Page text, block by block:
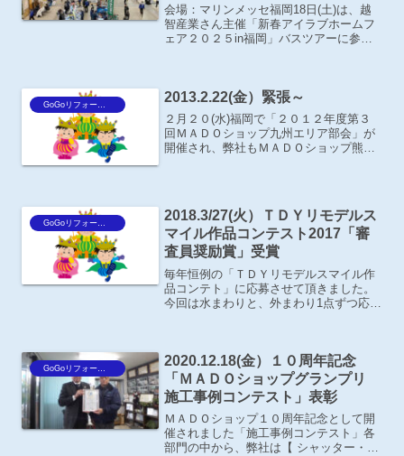
会場：マリンメッセ福岡18日(土)は、越
智産業さん主催「新春アイラブホームフ
ェア２０２５in福岡」バスツアーに参加
府天満宮】参道は...
2013.2.22(金）緊張～
２月２０(水)福岡で「２０１２年度第３
回ＭＡＤＯショップ九州エリア部会」が
開催され、弊社もＭＡＤＯショップ熊本
３店舗が発表の場を頂き...
GoGoリフォーム王Blog
2018.3/27(火）ＴＤＹリモデルス
マイル作品コンテスト2017「審
査員奨励賞」受賞
毎年恒例の「ＴＤＹリモデルスマイル作
品コンテト」に応募させて頂きました。
今回は水まわりと、外まわり1点ずつ応募
まわり」審査員奨...
2020.12.18(金）１０周年記念
「ＭＡＤＯショップグランプリ
施工事例コンテスト」表彰
ＭＡＤＯショップ１０周年記念として開
催されました「施工事例コンテスト」各
部門の中から、弊社は【 シャッター・雨